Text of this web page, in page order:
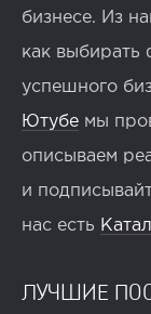
бизнесе. Из
как выбирать
успешного
Ютубе мы
описываем
и
нас есть
ЛУЧШИЕ